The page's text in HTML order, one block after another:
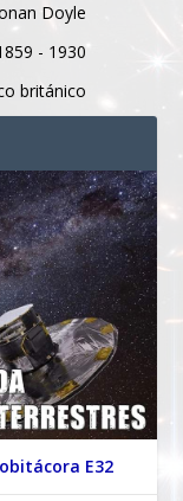
Doyle
- 1930
británico
E32